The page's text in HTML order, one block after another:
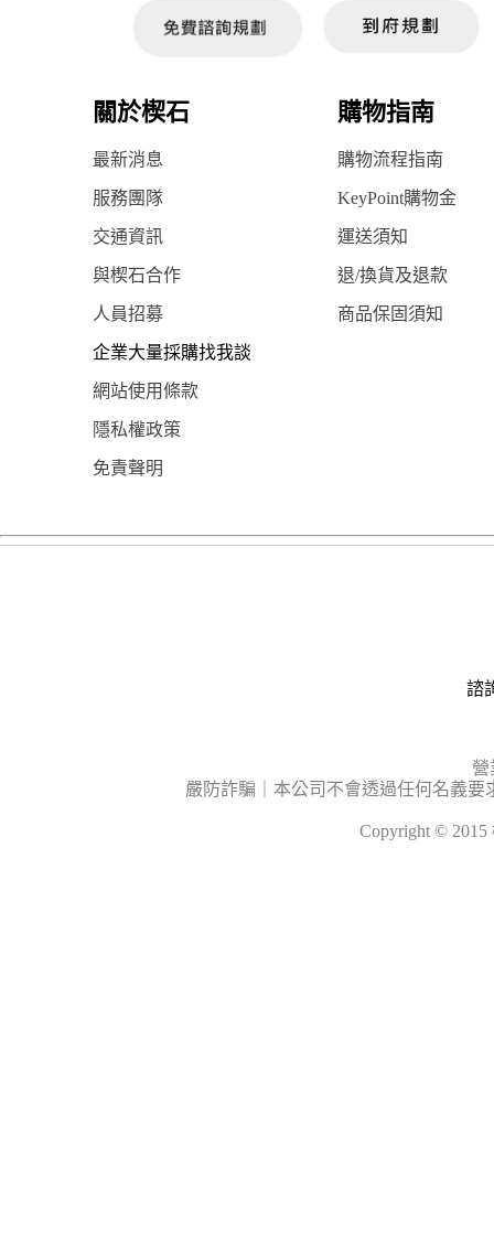
關於楔石 購物指南
最新消息 購物流程指南
服務團隊 KeyPoint購物金
交通資訊 運送須知
與楔石合作 退/換貨及退款
人員招募 商品保固須知
企業大量採購找我談
網站使用條款
隱私權政策
免責聲明
諮
營
嚴防詐騙｜本公司不會透過任何名義
Copyright ©